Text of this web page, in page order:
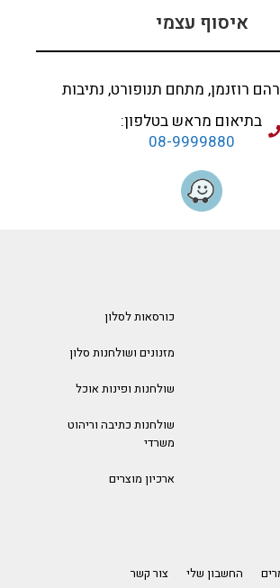
איסוף עצמי
רוזנמן, מתחם תנופורט, נתיבות
בתיאום מראש בטלפון:
08-9999880
כורסאות לסלון
מזנונים ושולחנות סלון
שולחנות ופינות אוכל
שולחנות כתיבה וריהוט
משרדי
ארכיון מוצרים
החשבון שלי
צור קשר